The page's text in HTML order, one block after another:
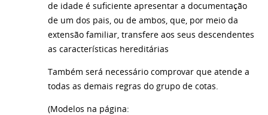
de idade é suficiente apresentar a documentação
de um dos pais, ou de ambos, que, por meio da
extensão familiar, transfere aos seus descendentes
as características hereditárias
Também será necessário comprovar que atende a
todas as demais regras do grupo de cotas.
(Modelos na página: